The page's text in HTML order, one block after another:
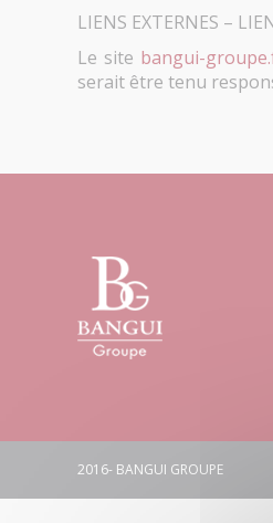
LIENS EXTERNES –
Le site bangui-
serait être tenu
2016- BANGUI GROUPE